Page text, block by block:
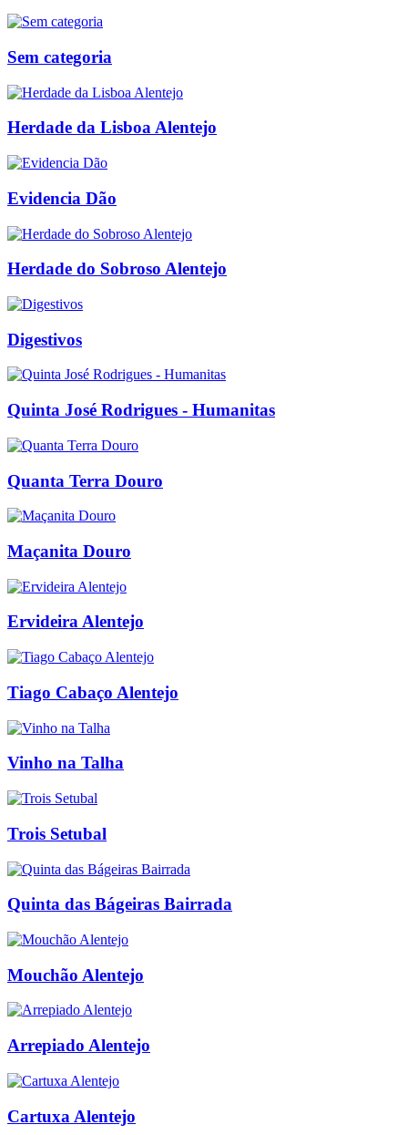
Sem categoria
Herdade da Lisboa Alentejo
Evidencia Dão
Herdade do Sobroso Alentejo
Digestivos
Quinta José Rodrigues - Humanitas
Quanta Terra Douro
Maçanita Douro
Ervideira Alentejo
Tiago Cabaço Alentejo
Vinho na Talha
Trois Setubal
Quinta das Bágeiras Bairrada
Mouchão Alentejo
Arrepiado Alentejo
Cartuxa Alentejo